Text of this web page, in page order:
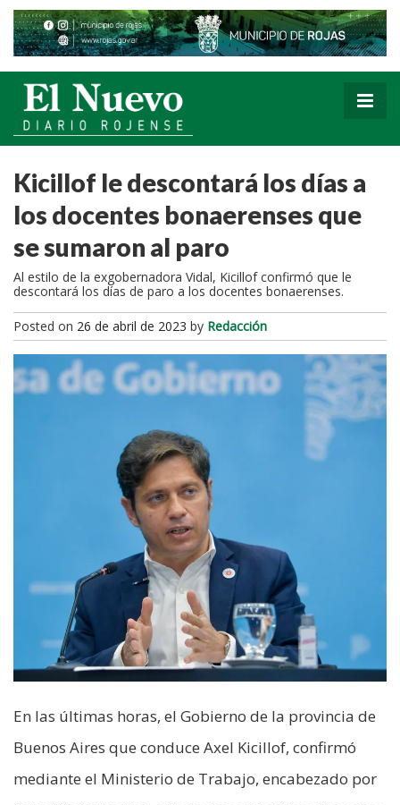
Kicillof le descontará los días a
los docentes bonaerenses que
se sumaron al paro
Al estilo de la exgobernadora Vidal, Kicillof confirmó que le
descontará los días de paro a los docentes bonaerenses.
Posted on 26 de abril de 2023 by Redacción
En las últimas horas, el Gobierno de la provincia de
Buenos Aires que conduce Axel Kicillof, confirmó
mediante el Ministerio de Trabajo, encabezado por